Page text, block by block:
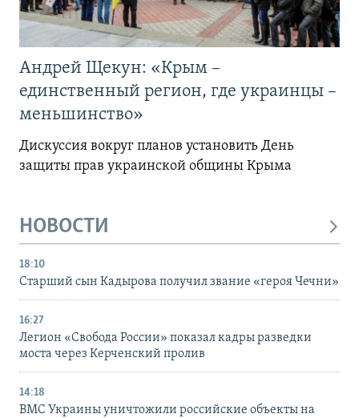
Андрей Щекун: «Крым –
единственный регион, где украинцы –
меньшинство»
Дискуссия вокруг планов установить День
защиты прав украинской общины Крыма
НОВОСТИ
18:10
Старший сын Кадырова получил звание «героя Чечни»
16:27
Легион «Свобода России» показал кадры разведки
моста через Керченский пролив
14:18
ВМС Украины уничтожили российские объекты на